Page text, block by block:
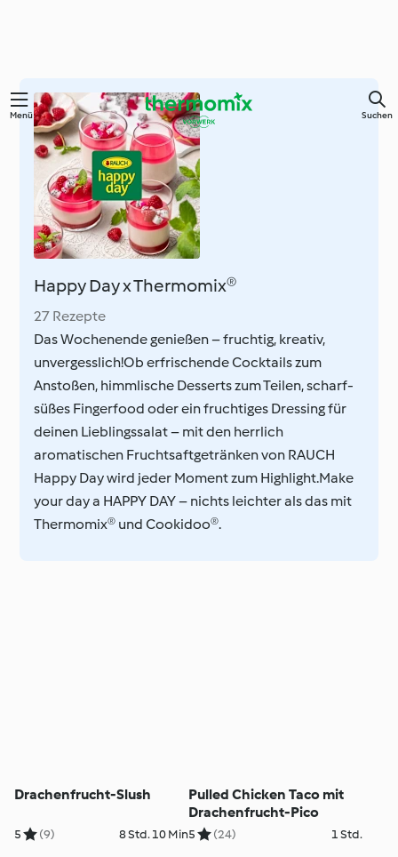
Zum
Hauptinhalt
springen
Menü Suchen
Happy Day x Thermomix®
27 Rezepte
Das Wochenende genießen – fruchtig, kreativ,
unvergesslich!Ob erfrischende Cocktails zum
Anstoßen, himmlische Desserts zum Teilen, scharf-
süßes Fingerfood oder ein fruchtiges Dressing für
deinen Lieblingssalat – mit den herrlich
aromatischen Fruchtsaftgetränken von RAUCH
Happy Day wird jeder Moment zum Highlight.Make
your day a HAPPY DAY – nichts leichter als das mit
Thermomix® und Cookidoo®.
Drachenfrucht-Slush
5 (9) 8 Std. 10 Min
Pulled Chicken Taco mit
Drachenfrucht-Pico
5 (24) 1 Std.